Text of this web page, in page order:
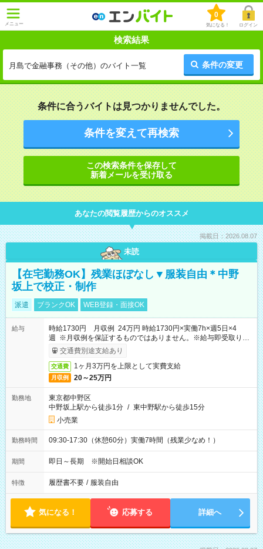
メニュー
0
気になる！ ログイン
検索結果
月島で金融事務（その他）のバイト一覧 条件の変更
条件に合うバイトは見つかりませんでした。
条件を変えて再検索
この検索条件を保存して
新着メールを受け取る
あなたの閲覧履歴からのオススメ
掲載日：2026.08.07
未読
【在宅勤務OK】残業ほぼなし▼服装自由＊中野
坂上で校正・制作
派遣 ブランクOK WEB登録・面接OK
給与
時給1730円 月収例 24万円 時給1730円×実働7h×週5日×4
週 ※月収例を保証するものではありません。※給与即受取りサ
ービス利用可（利用条件有）
交通費別途支給あり
交通費 1ヶ月3万円を上限として実費支給
月収例 20～25万円
勤務地
東京都中野区
中野坂上駅から徒歩1分 / 東中野駅から徒歩15分
小売業
勤務時間 09:30-17:30（休憩60分）実働7時間（残業少なめ！）
期間 即日～長期 ※開始日相談OK
特徴 履歴書不要 / 服装自由
気になる！ 応募する 詳細へ